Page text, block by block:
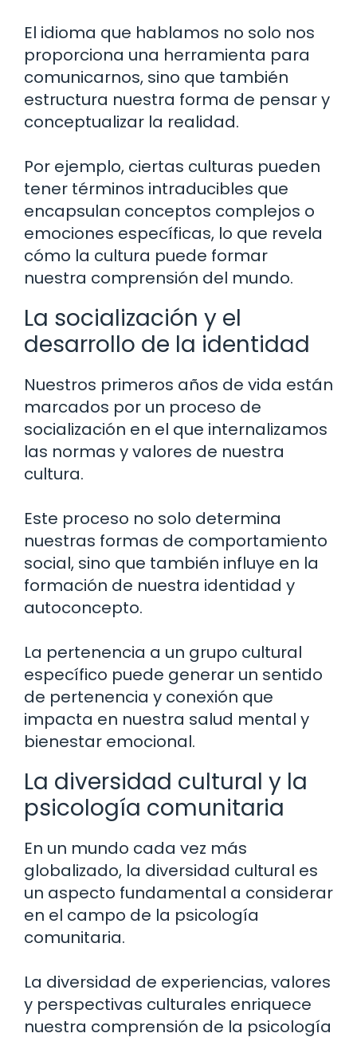
El idioma que hablamos no solo nos
proporciona una herramienta para
comunicarnos, sino que también
estructura nuestra forma de pensar y
conceptualizar la realidad.
Por ejemplo, ciertas culturas pueden
tener términos intraducibles que
encapsulan conceptos complejos o
emociones específicas, lo que revela
cómo la cultura puede formar
nuestra comprensión del mundo.
La socialización y el
desarrollo de la identidad
Nuestros primeros años de vida están
marcados por un proceso de
socialización en el que internalizamos
las normas y valores de nuestra
cultura.
Este proceso no solo determina
nuestras formas de comportamiento
social, sino que también influye en la
formación de nuestra identidad y
autoconcepto.
La pertenencia a un grupo cultural
específico puede generar un sentido
de pertenencia y conexión que
impacta en nuestra salud mental y
bienestar emocional.
La diversidad cultural y la
psicología comunitaria
En un mundo cada vez más
globalizado, la diversidad cultural es
un aspecto fundamental a considerar
en el campo de la psicología
comunitaria.
La diversidad de experiencias, valores
y perspectivas culturales enriquece
nuestra comprensión de la psicología